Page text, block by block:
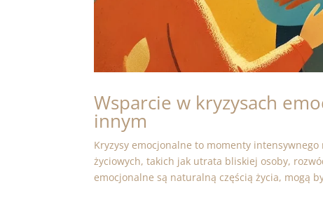
Wsparcie w kryzysach
innym
Kryzysy emocjonalne to momenty
życiowych, takich jak utrata bliskiej osoby,
emocjonalne są naturalną częścią życia, mogą